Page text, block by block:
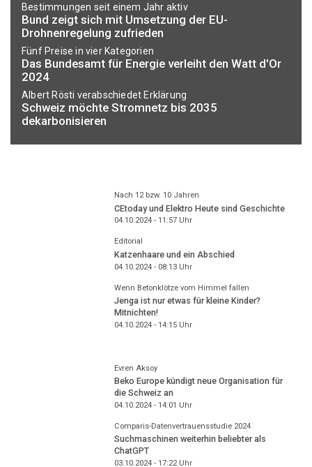
Bestimmungen seit einem Jahr aktiv
Bund zeigt sich mit Umsetzung der EU-
Drohnenregelung zufrieden
Fünf Preise in vier Kategorien
Das Bundesamt für Energie verleiht den Watt d'Or
2024
Albert Rösti verabschiedet Erklärung
Schweiz möchte Stromnetz bis 2035
dekarbonisieren
Nach 12 bzw. 10 Jahren
CEtoday und Elektro Heute sind Geschichte
04.10.2024 - 11:57Uhr
Editorial
Katzenhaare und ein Abschied
04.10.2024 - 08:13Uhr
Wenn Betonklötze vom Himmel fallen
Jenga ist nur etwas für kleine Kinder?
Mitnichten!
04.10.2024 - 14:15Uhr
Evren Aksoy
Beko Europe kündigt neue Organisation für
die Schweiz an
04.10.2024 - 14:01 Uhr
Comparis-Datenvertrauensstudie 2024
Suchmaschinen weiterhin beliebter als
ChatGPT
03.10.2024 - 17:22Uhr